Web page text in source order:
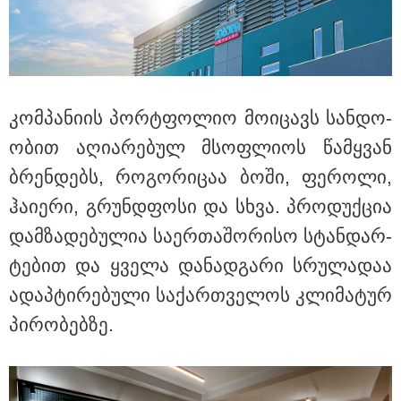
კაცი, რომელმაც მდინარეში დედა-შვილი
გადაარჩინა და თვითონ დინებამ გაიტაცა, ცოცხალი
იპოვეს
20:27 / 09-08-2026
"მოსალოდნელია წვიმა, ელჭექი, სეტყვა, ქარის
საქართელოში?
კომ­პა­ნი­ის პორ­ტფო­ლიო მო­ი­ცავს სან­დო­
ო­ბით აღი­ა­რე­ბულ მსოფ­ლი­ოს წამ­ყვან
ბრენ­დებს, რო­გო­რი­ცაა ბოში, ფე­რო­ლი,
ჰა­ი­ე­რი, გრუნ­დფო­სი და სხვა. პრო­დუქ­ცია
დამ­ზა­დე­ბუ­ლია სა­ერ­თა­შო­რი­სო სტან­დარ­
ტე­ბით და ყვე­ლა და­ნად­გა­რი სრუ­ლა­დაა
ადაპ­ტი­რე­ბუ­ლი სა­ქარ­თვე­ლოს კლი­მა­ტურ
პი­რო­ბებ­ზე.